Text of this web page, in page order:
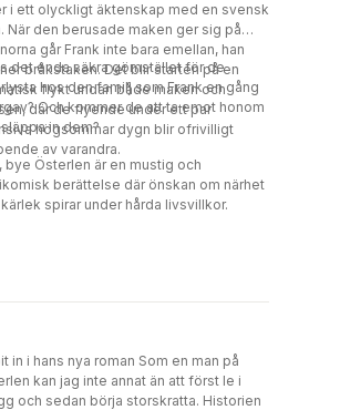
i ett olyckligt äktenskap med en svensk
När den berusade maken ger sig på
går Frank inte bara emellan, han
bråkstaken. Det blir starten på en
flykt undan både maken och
där de flyende under ett par
högsommar dygn blir ofrivilligt
av varandra.
det enda säkra gömstället för de
hos den familj som Frank en gång
Och kommer de att ta emot honom
in dem?
bye Österlen är en mustig och
berättelse där önskan om närhet
spirar under hårda livsvillkor.
in i hans nya roman Som en man på
kan jag inte annat än att först le i
och sedan börja storskratta. Historien